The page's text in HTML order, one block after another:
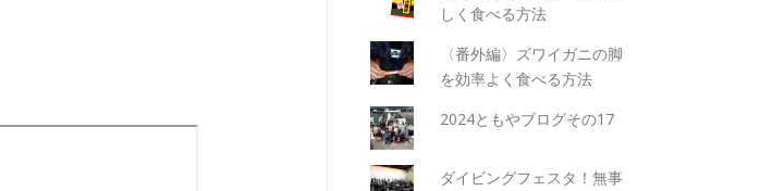
しく食べる方法
〈番外編〉ズワイガニの脚
を効率よく食べる方法
2024ともやブログその17
ダイビングフェスタ！無事